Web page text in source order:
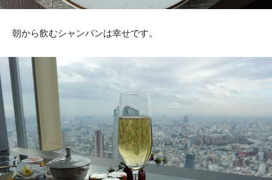
朝から飲むシャンパンは幸せです。